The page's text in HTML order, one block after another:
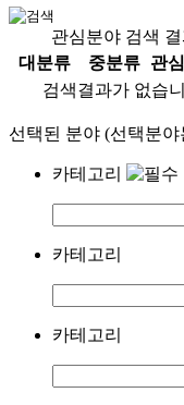
관심분야 검색
대분류
중분류
관
검색결과가 없습
선택된 분야 (선택분
카테고리
카테고리
카테고리